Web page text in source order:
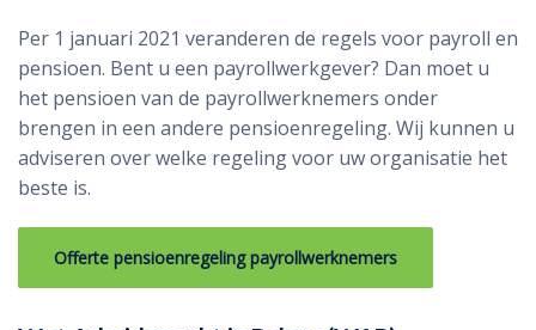
Per 1 januari 2021 veranderen de regels voor payroll en
pensioen. Bent u een payrollwerkgever? Dan moet u
het pensioen van de payrollwerknemers onder
brengen in een andere pensioenregeling. Wij kunnen u
adviseren over welke regeling voor uw organisatie het
beste is.
Offerte pensioenregeling payrollwerknemers